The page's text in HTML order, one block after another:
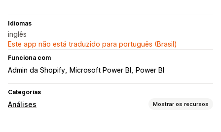
Idiomas
inglês
Este app não está traduzido para português (Brasil)
Funciona com
Admin da Shopify Microsoft Power BI Power BI
Categorias
Análises Mostrar os recursos